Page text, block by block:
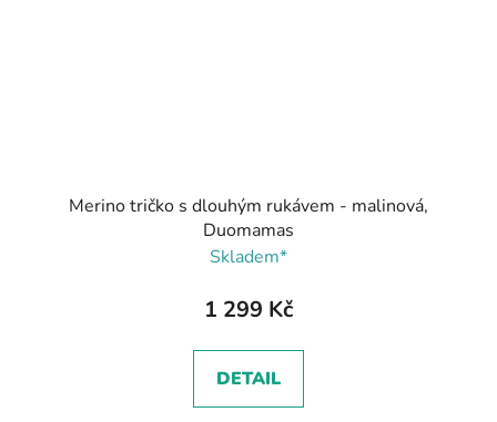
Merino tričko s dlouhým rukávem - malinová,
Duomamas
Skladem*
1 299 Kč
DETAIL